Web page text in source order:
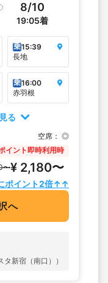
8/10
19:05着
乗15:39
長地
乗16:00
赤羽根
る
空席： ◎
イント即時利用時
〜¥ 2,180〜
ポイント2倍↑↑
へ
新宿（南口））